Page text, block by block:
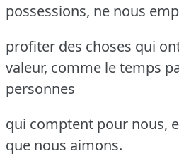
possessions, ne nous
profiter des choses qui
valeur, comme le temps
personnes
qui comptent pour nous,
que nous aimons.